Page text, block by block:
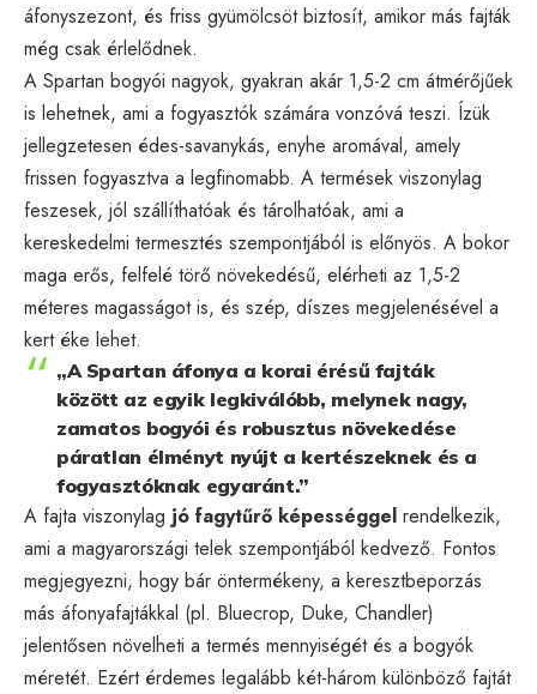
áfonyszezont, és friss gyümölcsöt biztosít, amikor más fajták
még csak érlelődnek.
A Spartan bogyói nagyok, gyakran akár 1,5-2 cm átmérőjűek
is lehetnek, ami a fogyasztók számára vonzóvá teszi. Ízük
jellegzetesen édes-savanykás, enyhe aromával, amely
frissen fogyasztva a legfinomabb. A termések viszonylag
feszesek, jól szállíthatóak és tárolhatóak, ami a
kereskedelmi termesztés szempontjából is előnyös. A bokor
maga erős, felfelé törő növekedésű, elérheti az 1,5-2
méteres magasságot is, és szép, díszes megjelenésével a
kert éke lehet.
„A Spartan áfonya a korai érésű fajták
között az egyik legkiválóbb, melynek nagy,
zamatos bogyói és robusztus növekedése
páratlan élményt nyújt a kertészeknek és a
fogyasztóknak egyaránt.”
A fajta viszonylag jó fagytűrő képességgel rendelkezik,
ami a magyarországi telek szempontjából kedvező. Fontos
megjegyezni, hogy bár öntermékeny, a keresztbeporzás
más áfonyafajtákkal (pl. Bluecrop, Duke, Chandler)
jelentősen növelheti a termés mennyiségét és a bogyók
méretét. Ezért érdemes legalább két-három különböző fajtát